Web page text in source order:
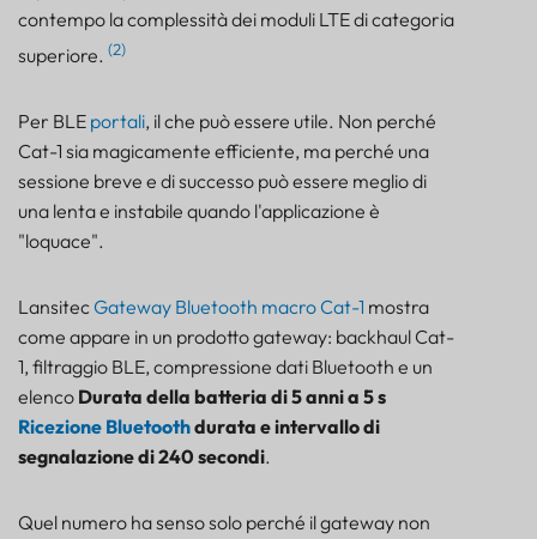
contempo la complessità dei moduli LTE di categoria
superiore. (2)
Per BLE portali, il che può essere utile. Non perché
Cat-1 sia magicamente efficiente, ma perché una
sessione breve e di successo può essere meglio di
una lenta e instabile quando l'applicazione è
"loquace".
LansitecGateway Bluetooth macro Cat-1 mostra
come appare in un prodotto gateway: backhaul Cat-
1, filtraggio BLE, compressione dati Bluetooth e un
elenco Durata della batteria di 5 anni a 5 s
Ricezione Bluetoothdurata e intervallo di
segnalazione di 240 secondi.
Quel numero ha senso solo perché il gateway non